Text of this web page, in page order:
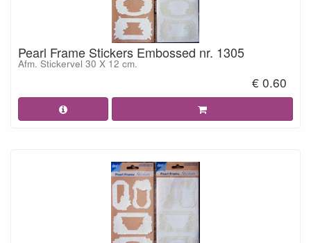
Pearl Frame Stickers Embossed nr. 1305
Afm. Stickervel 30 X 12 cm.
€ 0.60